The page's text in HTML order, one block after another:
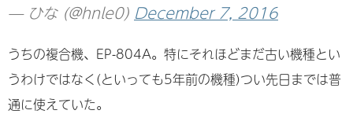
— ひな (@hnle0) December 7, 2016
うちの複合機、EP-804A。特にそれほどまだ古い機種とい
うわけではなく(といっても5年前の機種)つい先日までは普
通に使えていた。